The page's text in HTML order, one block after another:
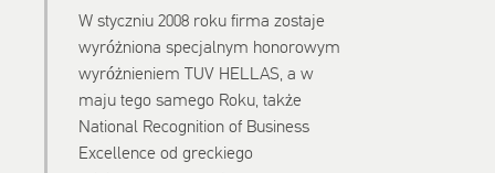
W styczniu 2008 roku firma zostaje
wyróżniona specjalnym honorowym
wyróżnieniem TUV HELLAS, a w
maju tego samego Roku, także
National Recognition of Business
Excellence od greckiego